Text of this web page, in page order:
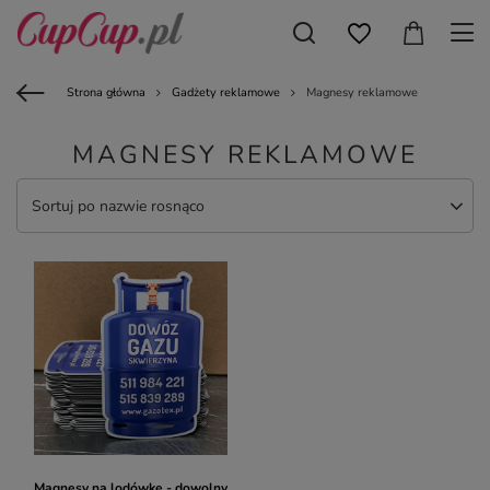
Strona główna Gadżety reklamowe Magnesy reklamowe
MAGNESY REKLAMOWE
Sortuj po nazwie rosnąco